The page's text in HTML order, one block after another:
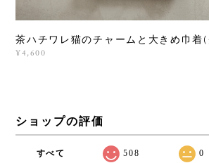
茶ハチワレ猫のチャームと大きめ巾着(
¥4,600
ショップの評価
すべて 508 0